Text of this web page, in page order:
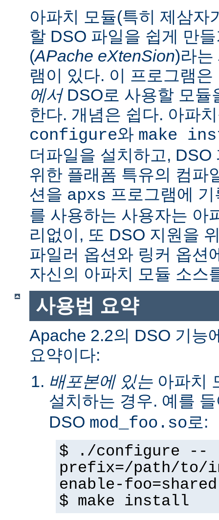
아파치 모듈(특히 제삼자
할 DSO 파일을 쉽게 만
(APache eXtenSion)라는
램이 있다. 이 프로그램
에서DSO로 사용할 모듈
한다. 개념은 쉽다. 아파
configure와 make
더파일을 설치하고,
위한 플래폼 특유의 컴파
션을 apxs 프로그램에
를 사용하는 사용자는 아
리없이, 또 DSO 지원을
파일러 옵션와 링커 옵션
자신의 아파치 모듈 소스
사용법 요약
Apache 2.2의 DSO 기능
요약이다:
배포본에 있는 아파치
설치하는 경우. 예를
DSO mod_foo.so로:
$ ./configure --
prefix=/path/
enable-foo=shared
$ make install